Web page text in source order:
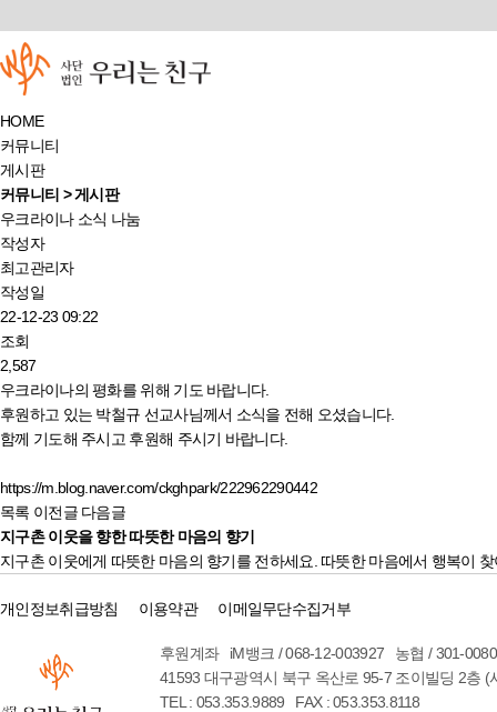
HOME
커뮤니티
게시판
커뮤니티 > 게시판
우크라이나 소식 나눔
작성자
최고관리자
작성일
22-12-23 09:22
조회
2,587
우크라이나의 평화를 위해 기도 바랍니다.
후원하고 있는 박철규 선교사님께서 소식을 전해 오셨습니다.
함께 기도해 주시고 후원해 주시기 바랍니다.
https://m.blog.naver.com/ckghpark/222962290442
목록 이전글 다음글
지구촌 이웃을 향한 따뜻한 마음의 향기
지구촌 이웃에게 따뜻한 마음의 향기를 전하세요. 따뜻한 마음에서 행복이
개인정보취급방침 이용약관 이메일무단수집거부
후원계좌 iM뱅크 / 068-12-003927 농협 / 301-
41593 대구광역시 북구 옥산로 95-7 조이빌딩 2층 (
TEL : 053.353.9889 FAX : 053.353.8118